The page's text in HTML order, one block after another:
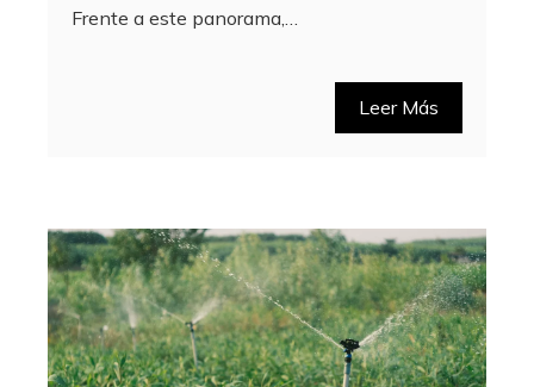
Frente a este panorama,…
Leer Más